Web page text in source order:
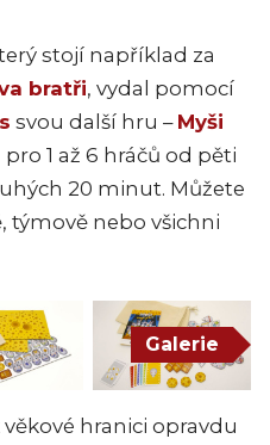
stojí například za
bratři, vydal pomocí
svou další hru – Myši
1 až 6 hráčů od pěti
20 minut. Můžete
týmově nebo všichni
Galerie
hranici opravdu